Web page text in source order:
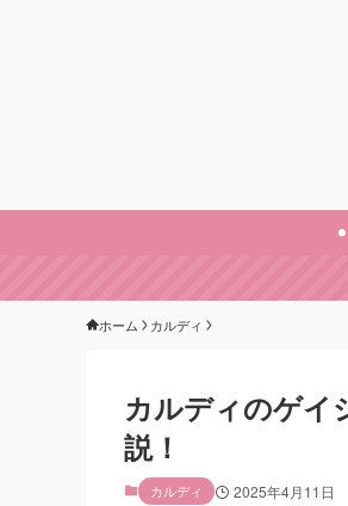
ホーム カルディ
カルディのゲイ
説！
カルディ 2025年4月11日